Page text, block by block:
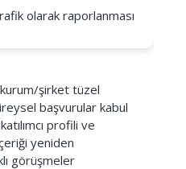
olarak raporlanması
şirket tüzel
başvurular kabul
profili ve
yeniden
görüşmeler